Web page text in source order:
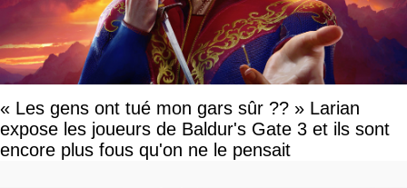
« Les gens ont tué mon gars sûr ?? » Larian
expose les joueurs de Baldur's Gate 3 et ils sont
encore plus fous qu'on ne le pensait